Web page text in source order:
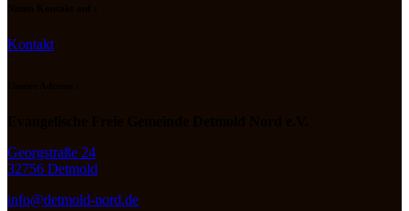
Kontakt
Georgstraße 24
32756 Detmold
info@detmold-nord.de